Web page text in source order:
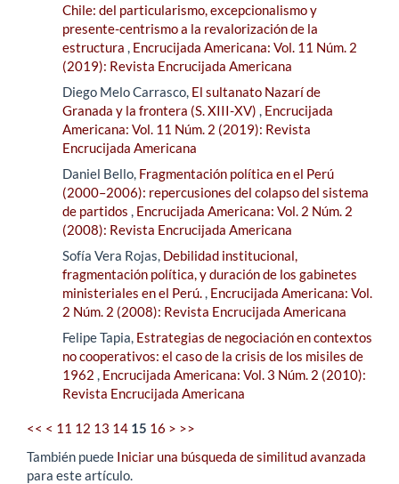
Chile: del particularismo, excepcionalismo y
presente-centrismo a la revalorización de la
estructura , Encrucijada Americana: Vol. 11 Núm. 2
(2019): Revista Encrucijada Americana
Diego Melo Carrasco, El sultanato Nazarí de
Granada y la frontera (S. XIII-XV) , Encrucijada
Americana: Vol. 11 Núm. 2 (2019): Revista
Encrucijada Americana
Daniel Bello, Fragmentación política en el Perú
(2000–2006): repercusiones del colapso del sistema
de partidos , Encrucijada Americana: Vol. 2 Núm. 2
(2008): Revista Encrucijada Americana
Sofía Vera Rojas, Debilidad institucional,
fragmentación política, y duración de los gabinetes
ministeriales en el Perú., Encrucijada Americana: Vol.
2 Núm. 2 (2008): Revista Encrucijada Americana
Felipe Tapia, Estrategias de negociación en contextos
no cooperativos: el caso de la crisis de los misiles de
1962 , Encrucijada Americana: Vol. 3 Núm. 2 (2010):
Revista Encrucijada Americana
<< < 11 12 13 14 15 16 > >>
También puede Iniciar una búsqueda de similitud avanzada
para este artículo.